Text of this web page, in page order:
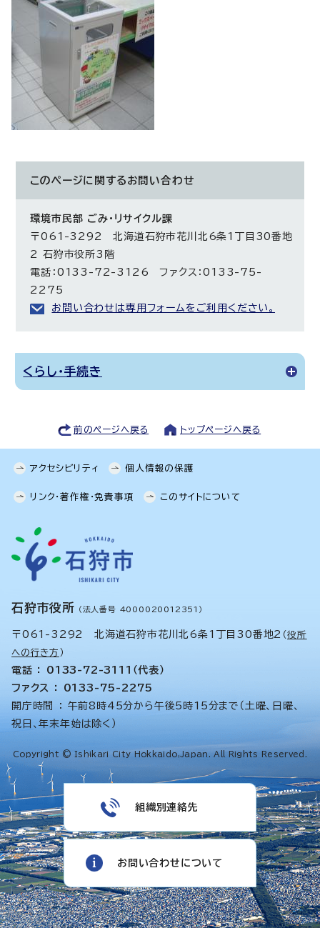
このページに関する お問い合わせ
環境市民部 ごみ・リサイクル課
〒061-3292 北海道石狩市花川北6条1丁目30番地
2 石狩市役所3階
電話：0133-72-3126 ファクス：0133-75-
2275
お問い合わせは専用フォームをご利用ください。
くらし・手続き
前のページへ戻る トップページへ戻る
アクセシビリティ 個人情報の保護
リンク・著作権・免責事項 このサイトについて
石狩市役所 （法人番号 4000020012351）
〒061-3292 北海道石狩市花川北6条1丁目30番地2 （役所
への行き方 ）
電話 ： 0133-72-3111（代表）
ファクス ： 0133-75-2275
開庁時間 ： 午前8時45分から午後5時15分まで（土曜、日曜、
祝日、年末年始は除く）
Copyright © Ishikari City Hokkaido,Japan. All Rights Reserved.
組織別連絡先
お問い合わせについて